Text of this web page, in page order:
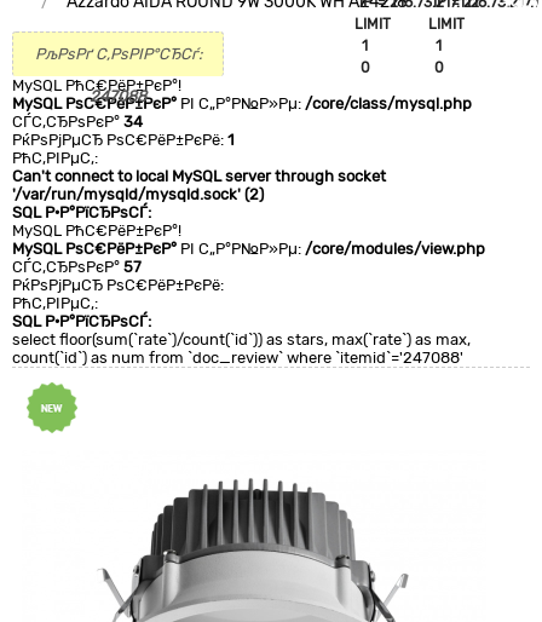
LIMIT
1
0
LIMIT
1
0
РљРѕРґ С‚РѕРІР°СЂСѓ:
247088
MySQL РћС€РёР±РєР°!
MySQL РѕС€РёР±РєР° РІ С„Р°Р№Р»Рµ: /core/class/mysql.php
СЃС‚СЂРѕРєР° 34
РќРѕРјРµСЂ РѕС€РёР±РєРё: 1
РћС‚РІРµС‚:
Can't connect to local MySQL server through socket
'/var/run/mysqld/mysqld.sock' (2)
SQL Р·Р°РїСЂРѕСЃ:
MySQL РћС€РёР±РєР°!
MySQL РѕС€РёР±РєР° РІ С„Р°Р№Р»Рµ: /core/modules/view.php
СЃС‚СЂРѕРєР° 57
РќРѕРјРµСЂ РѕС€РёР±РєРё:
РћС‚РІРµС‚:
SQL Р·Р°РїСЂРѕСЃ:
select floor(sum(`rate`)/count(`id`)) as stars, max(`rate`) as max,
count(`id`) as num from `doc_review` where `itemid`='247088'